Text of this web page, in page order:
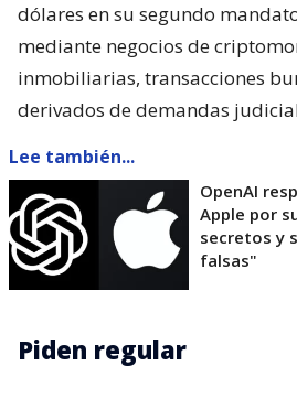
dólares en su segundo
mediante negocios de
inmobiliarias, transacciones
derivados de demandas
Lee también...
OpenAI
Apple por
secretos y
falsas"
Piden regular